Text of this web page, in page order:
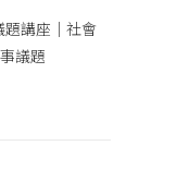
講座｜社會
議題